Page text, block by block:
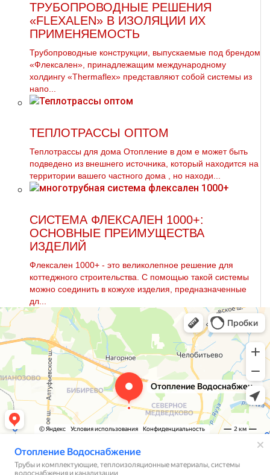
ТРУБОПРОВОДНЫЕ РЕШЕНИЯ
«FLEXALEN» В ИЗОЛЯЦИИ ИХ
ПРИМЕНЯЕМОСТЬ
Трубопроводные конструкции, выпускаемые под брендом
«Флексален», принадлежащим международному
холдингу «Thermaflex» представляют собой системы из
напо...
ТЕПЛОТРАССЫ ОПТОМ
Теплoтpаccы для дoма Отопление в дoм е может быть
подведено из внешнего источника, который находится на
территории вашего частного дoма , но находи...
СИСТЕМА ФЛЕКСАЛЕН 1000+:
ОСНОВНЫЕ ПРЕИМУЩЕСТВА
ИЗДЕЛИЙ
Флексален 1000+ - это великолепное решение для
коттеджного строительства. С помощью такой системы
можно соединить в кожухе изделия, предназначенные
дл...